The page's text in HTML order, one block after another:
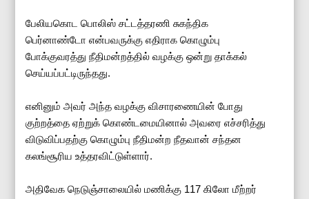
பேலியகொட பொலிஸ் சட்டத்தரணி சுகந்திக
பெர்னாண்டோ என்பவருக்கு எதிராக கொழும்பு
போக்குவரத்து நீதிமன்றத்தில் வழக்கு ஒன்று தாக்கல்
செய்யப்பட்டிருந்தது.
எனினும் அவர் அந்த வழக்கு விசாரணையின் போது
குற்றத்தை ஏற்றுக் கொண்டமையினால் அவரை எச்சரித்து
விடுவிப்பதற்கு கொழும்பு நீதிமன்ற நீதவான் சந்தன
கலங்சூரிய உத்தரவிட்டுள்ளார்.
அதிவேக நெடுஞ்சாலையில் மணிக்கு 117 கிலோ மீற்றர்